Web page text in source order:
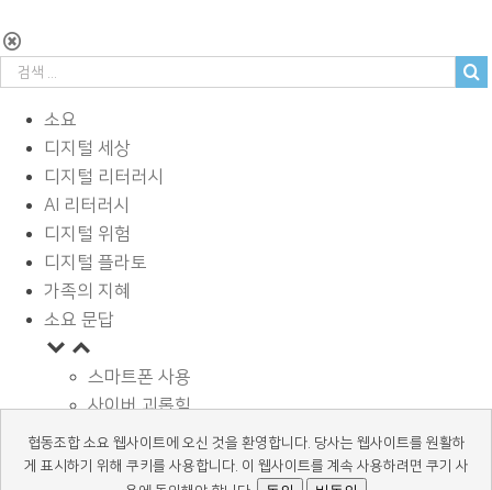
소요
디지털 세상
디지털 리터러시
AI 리터러시
디지털 위험
디지털 플라토
가족의 지혜
소요 문답
스마트폰 사용
사이버 괴롭힘
페이스북과 SNS
디지털과 학습
협동조합 소요 웹사이트에 오신 것을 환영합니다. 당사는 웹사이트를 원활하
게 표시하기 위해 쿠키를 사용합니다. 이 웹사이트를 계속 사용하려면 쿠기 사